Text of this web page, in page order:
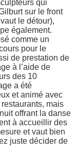
qui
sur le front
le détour),
également.
comme un
pour le
de prestation de
à l’aide de
des 10
a été
et animé avec
mais
offrant la danse
à accueillir des
et vaut bien
juste décider de